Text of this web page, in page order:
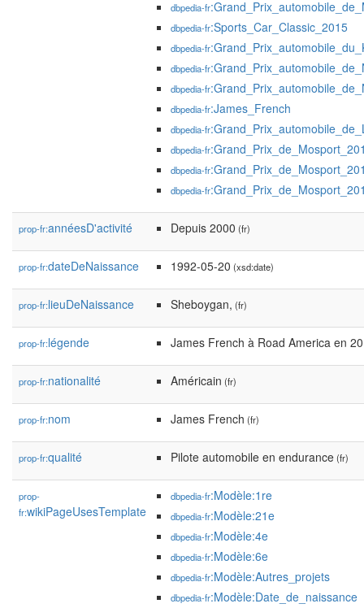
dbpedia-fr
dbpedia-fr:Sports_Car_Classic_2015
dbpedia-fr
dbpedia-fr
dbpedia-fr
dbpedia-fr:James_French
dbpedia-fr
dbpedia-fr
dbpedia-fr
dbpedia-fr
prop-fr:annéesD'activité Depuis 2000 (fr)
prop-fr:dateDeNaissance 1992-05-20 (xsd:date)
prop-fr:lieuDeNaissance Sheboygan, (fr)
prop-fr:légende James French à Road America en
prop-fr:nationalité Américain (fr)
prop-fr:nom James French (fr)
prop-fr:qualité Pilote automobile en endurance(fr)
prop-
fr:wikiPageUsesTemplate
dbpedia-fr:Modèle:1re
dbpedia-fr:Modèle:21e
dbpedia-fr:Modèle:4e
dbpedia-fr:Modèle:6e
dbpedia-fr:Modèle:Autres_projets
dbpedia-fr:Modèle:Date_de_naissance